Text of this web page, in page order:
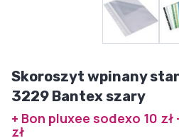
Skoroszyt wpinany
3229 Bantex szary
+ Bon pluxee sodexo 10
zł